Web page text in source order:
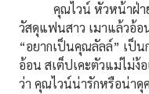
คุณไวน์ หัวหน้าฝ่าย
วัสดุแฟนสาว เมาแล้วอ้
“อยากเป็นคุณลัลล์” เป็น
อ้อน สเต็ปเคะตัวแม่ไม่ง้
ว่า คุณไวน์น่ารักหรือน่าดุ